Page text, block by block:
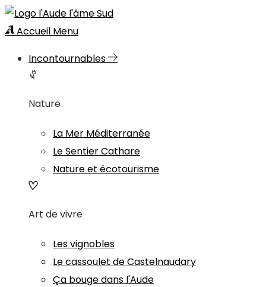
Accueil Menu
Incontournables
Nature
La Mer Méditerranée
Le Sentier Cathare
Nature et écotourisme
Art de vivre
Les vignobles
Le cassoulet de Castelnaudary
Ça bouge dans l'Aude